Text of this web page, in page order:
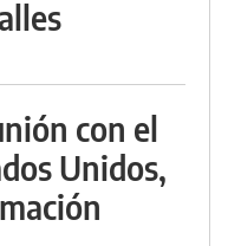
con el
Unidos,